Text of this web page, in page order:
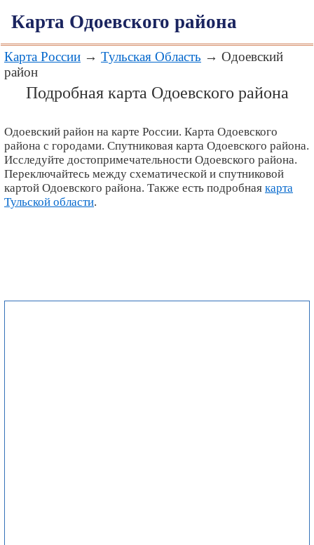
Карта Одоевского района
Карта России → Тульская Область → Одоевский
район
Подробная карта Одоевского района
Одоевский район на карте России. Карта Одоевского
района с городами. Спутниковая карта Одоевского района.
Исследуйте достопримечательности Одоевского района.
Переключайтесь между схематической и спутниковой
картой Одоевского района. Также есть подробная карта
Тульской области.